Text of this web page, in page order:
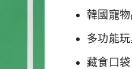
韓國寵
多功能
藏食口袋